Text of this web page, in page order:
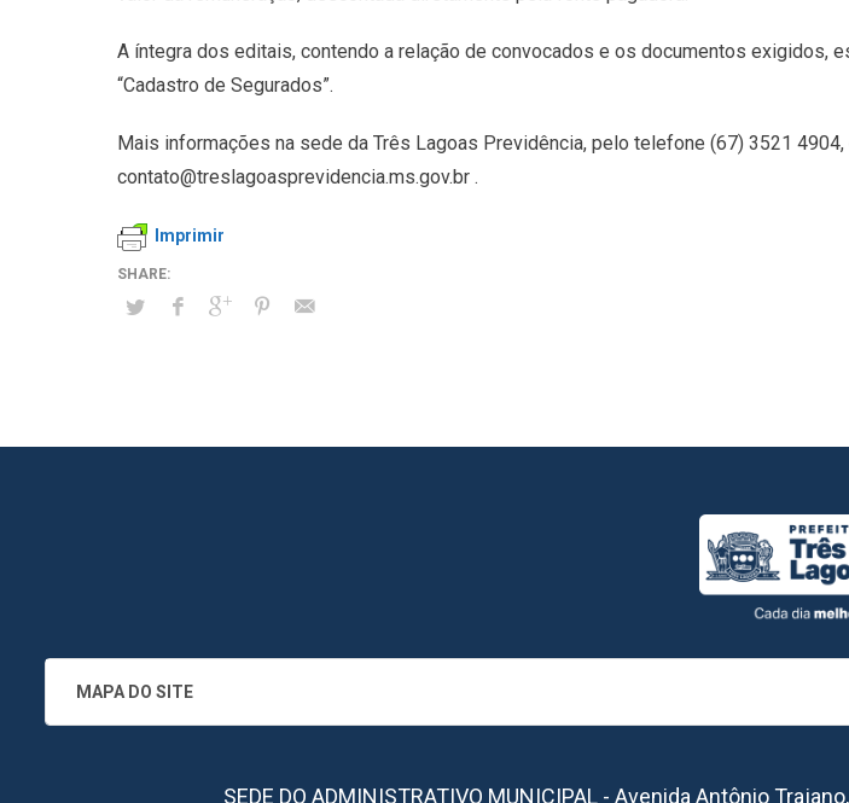
A íntegra dos editais, contendo a relação de convocados e os documentos exigidos,
“Cadastro de Segurados”.
Mais informações na sede da Três Lagoas Previdência, pelo telefone (67) 3521
contato@treslagoasprevidencia.ms.gov.br .
Imprimir
MAPA DO SITE
SEDE DO ADMINISTRATIVO MUNICIPAL - Avenida Antônio